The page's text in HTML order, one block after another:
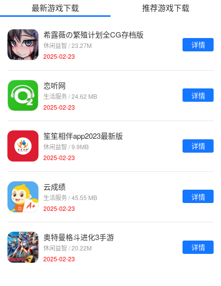
最新游戏下载 推荐游戏下载
希露薇の繁殖计划全CG存档版
休闲益智 / 23.27M
2025-02-23
详情
恋听网
生活服务 / 24.62 MB
2025-02-23
详情
笙笙相伴app2023最新版
休闲益智 / 9.9MB
2025-02-23
详情
云成绩
生活服务 / 45.55 MB
2025-02-23
详情
奥特曼格斗进化3手游
休闲益智 / 20.22M
2025-02-23
详情